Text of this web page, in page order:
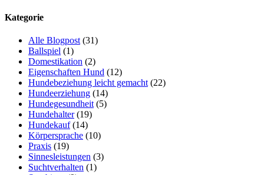
Kategorie
Alle Blogpost (31)
Ballspiel (1)
Domestikation (2)
Eigenschaften Hund (12)
Hundebeziehung leicht gemacht (22)
Hundeerziehung (14)
Hundegesundheit (5)
Hundehalter(19)
Hundekauf(14)
Körpersprache (10)
Praxis (19)
Sinnesleistungen (3)
Suchtverhalten (1)